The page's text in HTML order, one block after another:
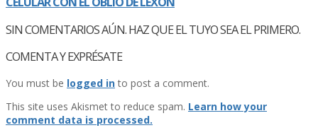
SIN COMENTARIOS AÚN. HAZ QUE EL TUYO SEA EL PRIMERO.
COMENTA Y EXPRÉSATE
You must be logged into post a comment.
This site uses Akismet to reduce spam. Learn how your
comment data is processed.